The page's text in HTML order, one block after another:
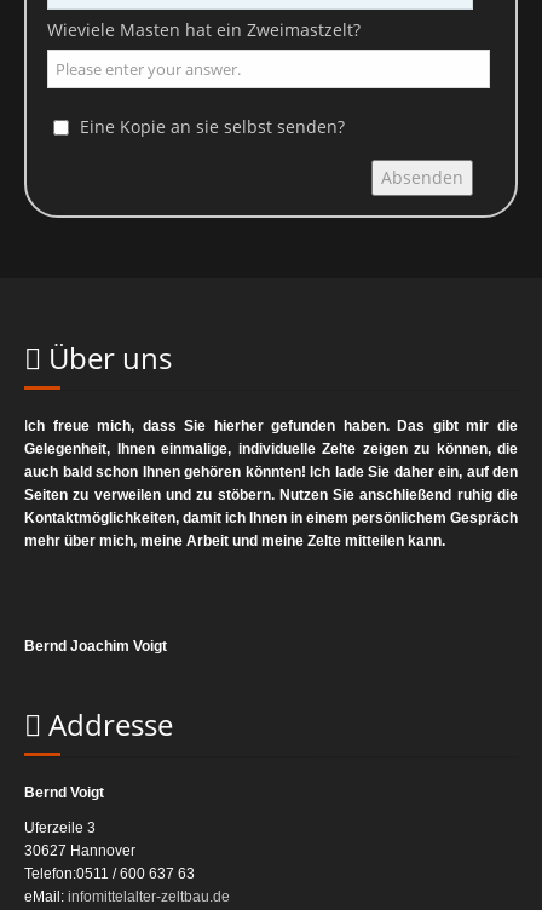
Wieviele Masten hat ein Zweimastzelt?
Eine Kopie an sie selbst senden?
Absenden
Über uns
ch freue mich, dass Sie hierher gefunden haben. Das gibt mir die
Gelegenheit, Ihnen einmalige, individuelle Zelte zeigen zu können, die
auch bald schon Ihnen gehören könnten! Ich lade Sie daher ein, auf den
Seiten zu verweilen und zu stöbern. Nutzen Sie anschließend ruhig die
Kontaktmöglichkeiten, damit ich Ihnen in einem persönlichem Gespräch
mehr über mich, meine Arbeit und meine Zelte mitteilen kann.
Bernd Joachim Voigt
Addresse
Bernd Voigt
Uferzeile 3
30627 Hannover
Telefon:0511 / 600 637 63
eMail: infomittelalter-zeltbau.de